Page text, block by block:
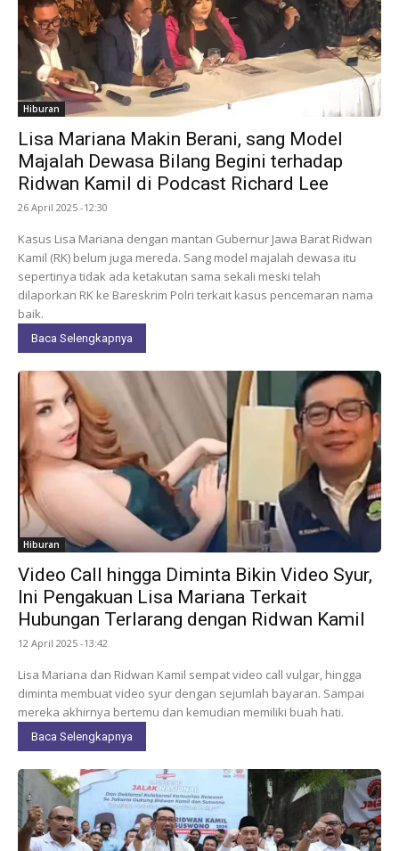
Hiburan
Lisa Mariana Makin Berani, sang Model
Majalah Dewasa Bilang Begini terhadap
Ridwan Kamil di Podcast Richard Lee
26 April 2025 -12:30
Kasus Lisa Mariana dengan mantan Gubernur Jawa Barat Ridwan
Kamil (RK) belum juga mereda. Sang model majalah dewasa itu
sepertinya tidak ada ketakutan sama sekali meski telah
dilaporkan RK ke Bareskrim Polri terkait kasus pencemaran nama
baik.
Baca Selengkapnya
Hiburan
Video Call hingga Diminta Bikin Video Syur,
Ini Pengakuan Lisa Mariana Terkait
Hubungan Terlarang dengan Ridwan Kamil
12 April 2025 -13:42
Lisa Mariana dan Ridwan Kamil sempat video call vulgar, hingga
diminta membuat video syur dengan sejumlah bayaran. Sampai
mereka akhirnya bertemu dan kemudian memiliki buah hati.
Baca Selengkapnya